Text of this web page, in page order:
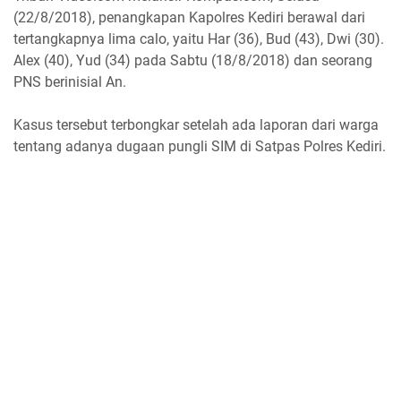
(22/8/2018), penangkapan Kapolres Kediri berawal dari
tertangkapnya lima calo, yaitu Har (36), Bud (43), Dwi (30).
Alex (40), Yud (34) pada Sabtu (18/8/2018) dan seorang
PNS berinisial An.
Kasus tersebut terbongkar setelah ada laporan dari warga
tentang adanya dugaan pungli SIM di Satpas Polres Kediri.